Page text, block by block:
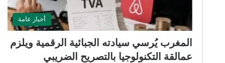
أخبار عامة
المغرب يُرسي سيادته الجبائية الرقمية ويلزم
عمالقة التكنولوجيا بالتصريح الضريبي